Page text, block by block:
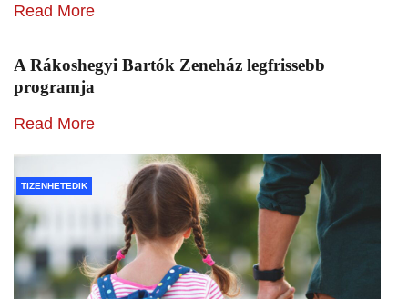
Read More
A Rákoshegyi Bartók Zeneház legfrissebb
programja
Read More
TIZENHETEDIK